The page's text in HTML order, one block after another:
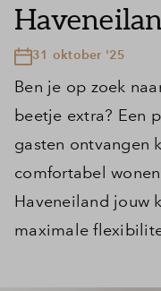
31 oktober '25
Ben je op zoek
beetje extra? Een
gasten ontvangen
comfortabel
Haveneiland jouw
maximale